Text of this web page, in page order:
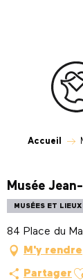
Accueil
Musée
MUSÉES ET
84 Place du
M'y rendre
Partager